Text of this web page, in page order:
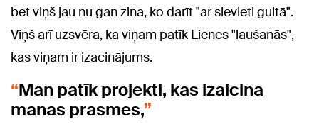
bet viņš jau nu gan zina, ko darīt "ar sievieti gultā".
Viņš arī uzsvēra, ka viņam patīk Lienes "laušanās",
kas viņam ir izacinājums.
Man patīk projekti, kas izaicina
manas prasmes,